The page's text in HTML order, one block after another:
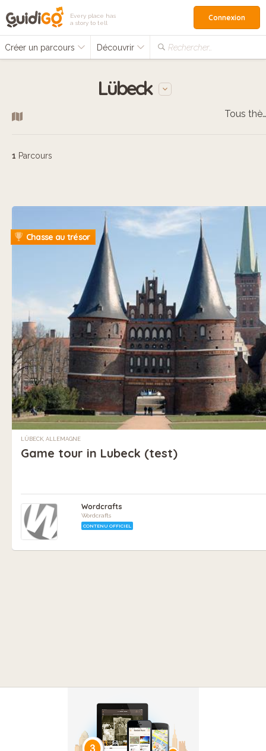
Every place has
a story to tell
Créer un parcours Découvrir Rechercher…
Connexion
Lübeck
Tous thèmes
1 Parcours
Chasse au trésor
LÜBECK, ALLEMAGNE
Game tour in Lubeck (test)
Wordcrafts
Wordcrafts
CONTENU OFFICIEL